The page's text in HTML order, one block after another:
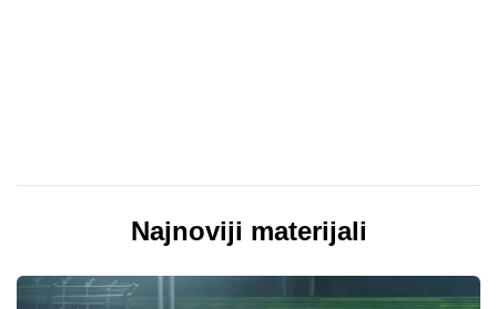
Najnoviji materijali